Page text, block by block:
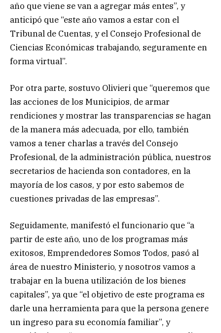
año que viene se van a agregar más entes”, y
anticipó que “este año vamos a estar con el
Tribunal de Cuentas, y el Consejo Profesional de
Ciencias Económicas trabajando, seguramente en
forma virtual”.
Por otra parte, sostuvo Olivieri que “queremos que
las acciones de los Municipios, de armar
rendiciones y mostrar las transparencias se hagan
de la manera más adecuada, por ello, también
vamos a tener charlas a través del Consejo
Profesional, de la administración pública, nuestros
secretarios de hacienda son contadores, en la
mayoría de los casos, y por esto sabemos de
cuestiones privadas de las empresas”.
Seguidamente, manifestó el funcionario que “a
partir de este año, uno de los programas más
exitosos, Emprendedores Somos Todos, pasó al
área de nuestro Ministerio, y nosotros vamos a
trabajar en la buena utilización de los bienes
capitales”, ya que “el objetivo de este programa es
darle una herramienta para que la persona genere
un ingreso para su economía familiar”, y